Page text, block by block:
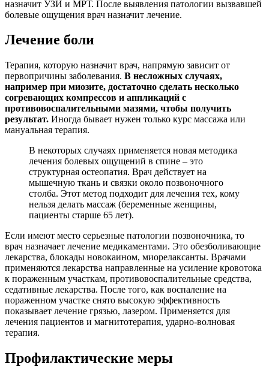
назначит УЗИ и МРТ. После выявления патологии вызвавшей
болевые ощущения врач назначит лечение.
Лечение боли
Терапия, которую назначит врач, напрямую зависит от
первопричины заболевания. В несложных случаях,
например при миозите, достаточно сделать несколько
согревающих компрессов и аппликаций с
противовоспалительными мазями, чтобы получить
результат. Иногда бывает нужен только курс массажа или
мануальная терапия.
В некоторых случаях применяется новая методика
лечения болевых ощущений в спине – это
структурная остеопатия. Врач действует на
мышечную ткань и связки около позвоночного
столба. Этот метод подходит для лечения тех, кому
нельзя делать массаж (беременные женщины,
пациенты старше 65 лет).
Если имеют место серьезные патологии позвоночника, то
врач назначает лечение медикаментами. Это обезболивающие
лекарства, блокады новокаином, миорелаксанты. Врачами
применяются лекарства направленные на усиление кровотока
к пораженным участкам, противовоспалительные средства,
седативные лекарства. После того, как воспаление на
пораженном участке снято высокую эффективность
показывает лечение грязью, лазером. Применяется для
лечения пациентов и магнитотерапия, ударно-волновая
терапия.
Профилактические меры